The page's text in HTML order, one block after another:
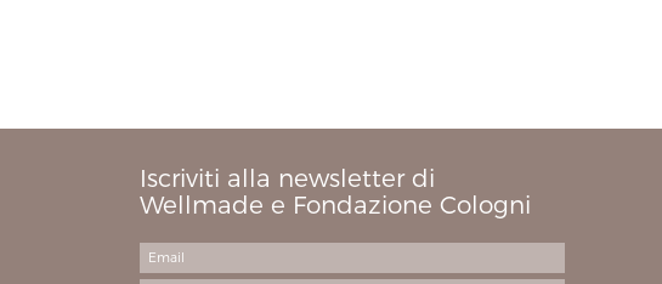
Iscriviti alla newsletter di
Wellmade e Fondazione Cologni